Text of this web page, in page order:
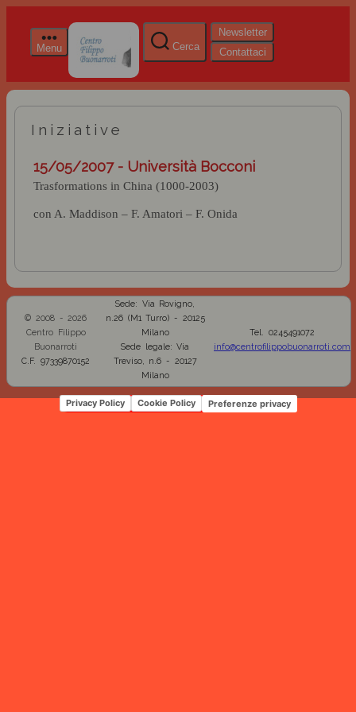
Menu Cerca
Newsletter
Contattaci
Iniziative
15/05/2007 - Università Bocconi
Trasformations in China (1000-2003)
con A. Maddison – F. Amatori – F. Onida
© 2008 - 2026
Centro Filippo
Buonarroti
C.F. 97339870152
Sede: Via Rovigno,
n.26 (M1 Turro) - 20125
Milano
Sede legale: Via
Treviso, n.6 - 20127
Milano
Tel. 0245491072
info@centrofilippobuonarroti.com
Privacy Policy Cookie Policy Preferenze privacy